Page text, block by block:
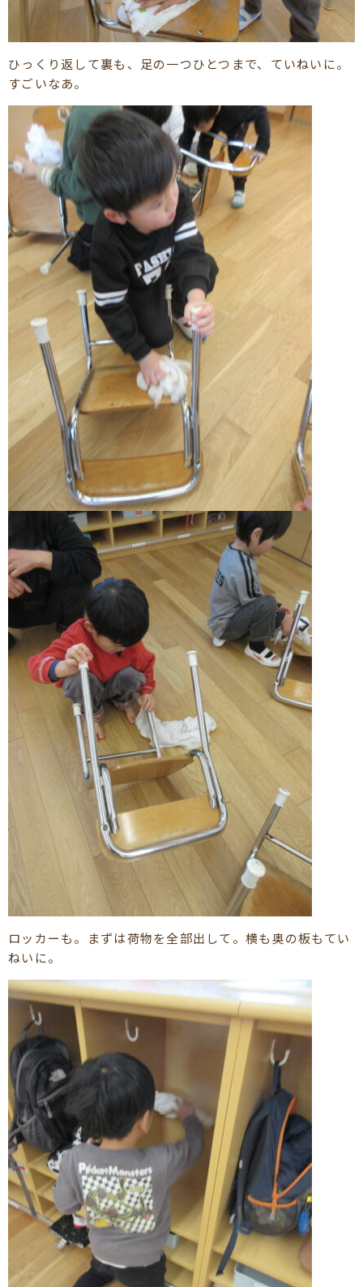
ひっくり返して裏も、足の一つひとつまで、ていねいに。
すごいなあ。
ロッカーも。まずは荷物を全部出して。横も奥の板もてい
ねいに。